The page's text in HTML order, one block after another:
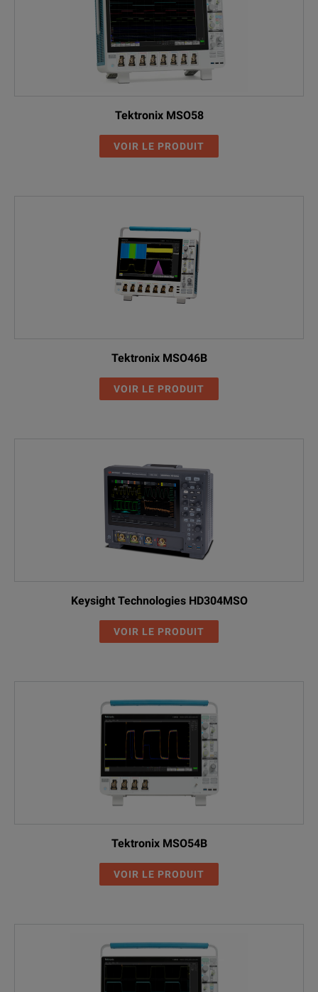
Tektronix MSO58
VOIR LE PRODUIT
Tektronix MSO46B
VOIR LE PRODUIT
Keysight Technologies HD304MSO
VOIR LE PRODUIT
Tektronix MSO54B
VOIR LE PRODUIT